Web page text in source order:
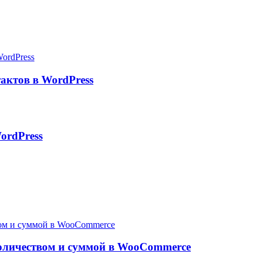
в WordPress
и суммой в WooCommerce